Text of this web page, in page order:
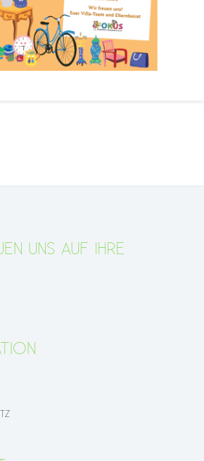
UNS AUF IHRE